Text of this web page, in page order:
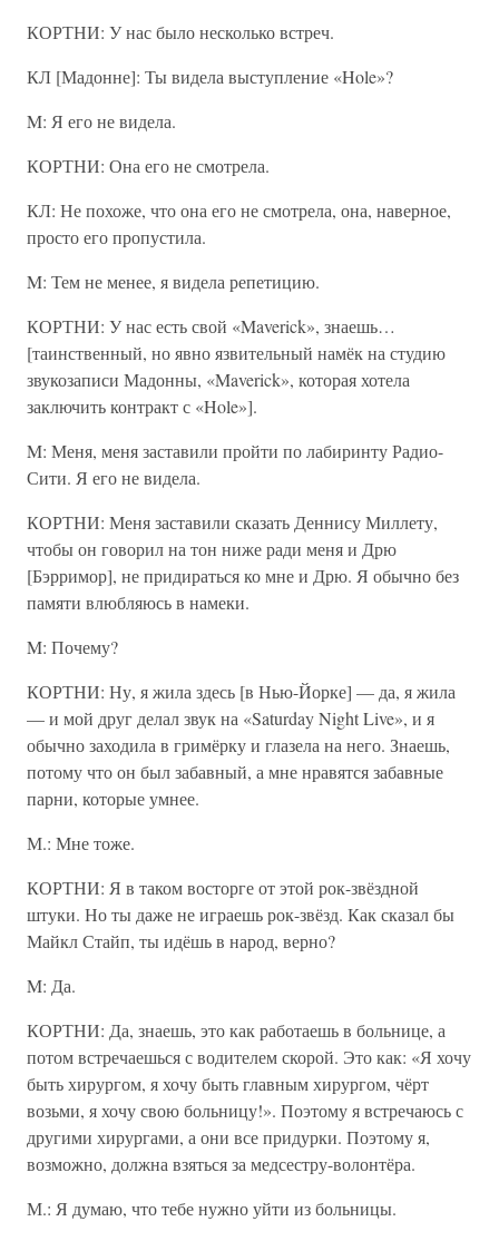
КОРТНИ: У нас было несколько встреч.
КЛ [Мадонне]: Ты видела выступление «Hole»?
M: Я его не видела.
КОРТНИ: Она его не смотрела.
КЛ: Не похоже, что она его не смотрела, она, наверное,
просто его пропустила.
M: Тем не менее, я видела репетицию.
КОРТНИ: У нас есть свой «Maverick», знаешь…
[таинственный, но явно язвительный намёк на студию
звукозаписи Мадонны, «Maverick», которая хотела
заключить контракт с «Hole»].
M: Меня, меня заставили пройти по лабиринту Радио-
Сити. Я его не видела.
КОРТНИ: Меня заставили сказать Деннису Миллету,
чтобы он говорил на тон ниже ради меня и Дрю
[Бэрримор], не придираться ко мне и Дрю. Я обычно без
памяти влюбляюсь в намеки.
M: Почему?
КОРТНИ: Ну, я жила здесь [в Нью-Йорке] — да, я жила
— и мой друг делал звук на «Saturday Night Live», и я
обычно заходила в гримёрку и глазела на него. Знаешь,
потому что он был забавный, а мне нравятся забавные
парни, которые умнее.
М.: Мне тоже.
КОРТНИ: Я в таком восторге от этой рок-звёздной
штуки. Но ты даже не играешь рок-звёзд. Как сказал бы
Майкл Стайп, ты идёшь в народ, верно?
M: Да.
КОРТНИ: Да, знаешь, это как работаешь в больнице, а
потом встречаешься с водителем скорой. Это как: «Я хочу
быть хирургом, я хочу быть главным хирургом, чёрт
возьми, я хочу свою больницу!». Поэтому я встречаюсь с
другими хирургами, а они все придурки. Поэтому я,
возможно, должна взяться за медсестру-волонтёра.
М.: Я думаю, что тебе нужно уйти из больницы.